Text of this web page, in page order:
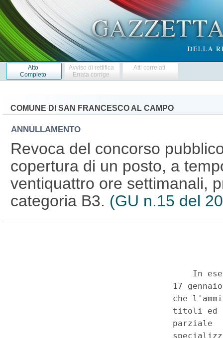
Atto
Completo
Avviso di rettifica
Errata corrige
Atti correlati
COMUNE DI SAN FRANCESCO AL CAMPO
ANNULLAMENTO
Revoca del concorso
copertura di un posto, a
ventiquattro ore settimanali,
categoria B3. (GU n.15 del